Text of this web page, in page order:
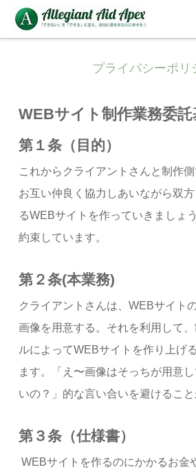
プライバシーポリ
WEBサイト制作業務委
第１条（目的）
これからクライアントさんと制作側
お互い仲良く協力しあいながら双
るWEBサイトを作っていきましょ
約束しています。
第２条(本業務)
クライアントさんは、WEBサイト
画像を用意する。それを利用して
ルによってWEBサイトを作り上げ
ます。「え〜画像はそっちが用意
いの？」的な言い合いを避けること
第３条（仕様書）
WEBサイトを作るのにかかるお金